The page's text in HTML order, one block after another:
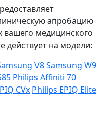
апробацию
вашего медицинского
действует на модели:
V8Samsung W9
Philips Affiniti 70
CVx Philips EPIQ Elite